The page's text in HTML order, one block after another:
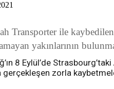
Transporter ile
yakınlarının
8 Eylül’de
zorla